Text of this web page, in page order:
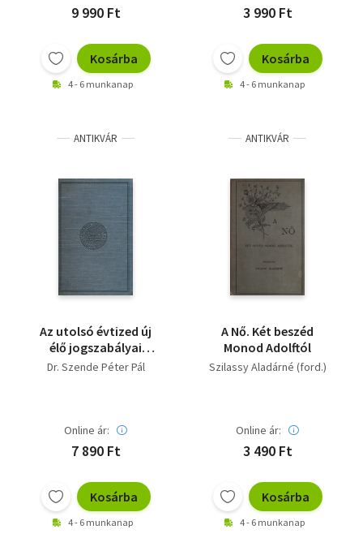
9 990 Ft
Kosárba
4 - 6 munkanap
3 990 Ft
Kosárba
4 - 6 munkanap
ANTIKVÁR
Az utolsó évtized új
élő jogszabályai
IV.kötet: Hiteljog
Dr. Szende Péter Pál
Online ár:
7 890 Ft
Kosárba
4 - 6 munkanap
ANTIKVÁR
A Nő. Két beszéd
Monod Adolftól
Szilassy Aladárné (ford.)
Online ár:
3 490 Ft
Kosárba
4 - 6 munkanap